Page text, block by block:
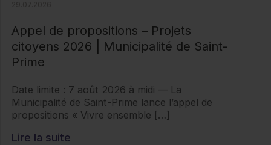
Appel de propositions – Projets
citoyens 2026 | Municipalité de Saint-
Prime
Date limite : 7 août 2026 à midi — La
Municipalité de Saint-Prime lance l’appel de
propositions « Vivre ensemble […]
Lire la suite